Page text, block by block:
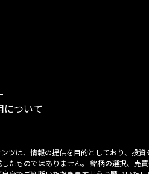
について
ツは、情報の提供を目的としており、投資
たものではありません。 銘柄の選択、売